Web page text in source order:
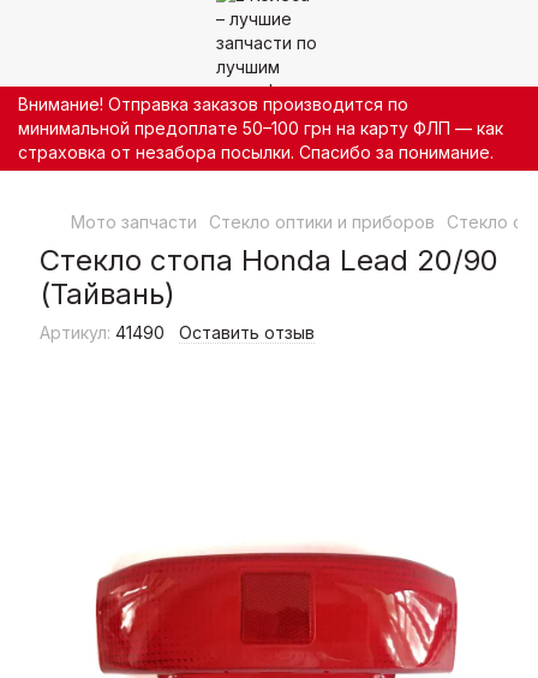
Внимание! Отправка заказов производится по
минимальной предоплате 50–100 грн на карту ФЛП — как
страховка от незабора посылки. Спасибо за понимание.
Мото запчасти Стекло оптики и приборов Стекло
Стекло стопа Honda Lead 20/90
(Тайвань)
Артикул: 41490 Оставить отзыв